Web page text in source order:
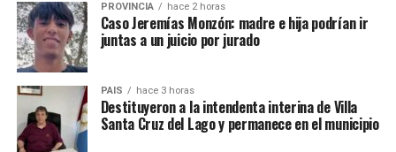
Psicólogos consultados sostienen que algunos pacientes
incluso manifiestan haber reemplazado la terapia
profesional por conversaciones con herramientas de IA,
argumentando que ofrecen respuestas inmediatas y están
disponibles en cualquier momento.
Según explican, uno de los principales riesgos es que
PROVINCIA hace 2 horas
Caso Jeremías Monzón: madre e hija podrían ir
juntas a un juicio por jurado
PAIS hace 3 horas
Destituyeron a la intendenta interina de Villa
Santa Cruz del Lago y permanece en el municipio